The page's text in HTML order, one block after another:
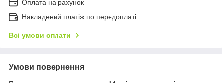
Оплата на рахунок
Накладений платіж по передоплаті
Всі умови оплати
Умови повернення